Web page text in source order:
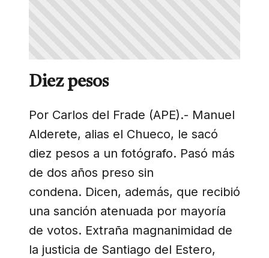
Diez pesos
Por Carlos del Frade (APE).- Manuel
Alderete, alias el Chueco, le sacó
diez pesos a un fotógrafo. Pasó más
de dos años preso sin
condena. Dicen, además, que recibió
una sanción atenuada por mayoría
de votos. Extraña magnanimidad de
la justicia de Santiago del Estero,